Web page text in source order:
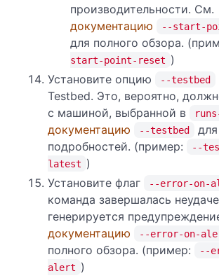
производительности. См.
документацию
--start-
для полного обзора.
start-point-reset )
Установите опцию
--testbed
Testbed. Это, вероятно,
с машиной, выбранной в
документацию
--testbed
для
подробностей. (пример:
--
latest )
Установите флаг
--error-on-
команда завершалась
генерируется
документацию
--error-on-
полного обзора. (пример:
--
alert )